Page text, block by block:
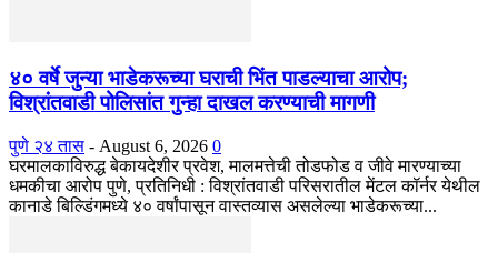
४० वर्षे जुन्या भाडेकरूच्या घराची भिंत पाडल्याचा आरोप;
विश्रांतवाडी पोलिसांत गुन्हा दाखल करण्याची मागणी
पुणे २४ तास - August 6, 2026 0
घरमालकाविरुद्ध बेकायदेशीर प्रवेश, मालमत्तेची तोडफोड व जीवे मारण्याच्या
धमकीचा आरोप पुणे, प्रतिनिधी : विश्रांतवाडी परिसरातील मेंटल कॉर्नर येथील
कानाडे बिल्डिंगमध्ये ४० वर्षांपासून वास्तव्यास असलेल्या भाडेकरूच्या...